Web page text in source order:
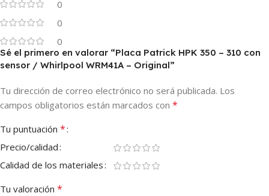
0
0
0
Sé el primero en valorar “Placa Patrick HPK 350 – 310 con
sensor / Whirlpool WRM41A – Original”
Tu dirección de correo electrónico no será publicada. Los
campos obligatorios están marcados con *
Tu puntuación *
Precio/calidad
Calidad de los materiales
Tu valoración *